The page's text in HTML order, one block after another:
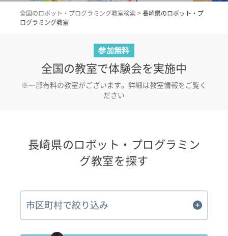
全国のロボット・プログラミング教室検索 > 長崎県のロボット・プ
ログラミング教室
参加無料
全国の教室で体験会を実施中
※一部有料の教室がございます。詳細は教室情報をご覧く
ださい
長崎県のロボット・プログラミン
グ教室を探す
市区町村で絞り込み